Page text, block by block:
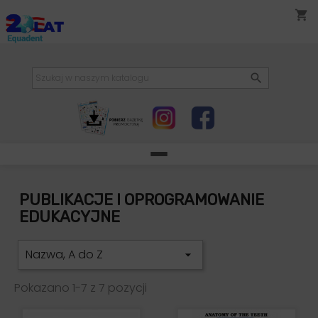
shopping_cart

PUBLIKACJE I OPROGRAMOWANIE
EDUKACYJNE
Nazwa, A do Z 
Pokazano 1-7 z 7 pozycji